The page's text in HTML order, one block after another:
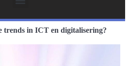
trends in ICT en digitalisering?